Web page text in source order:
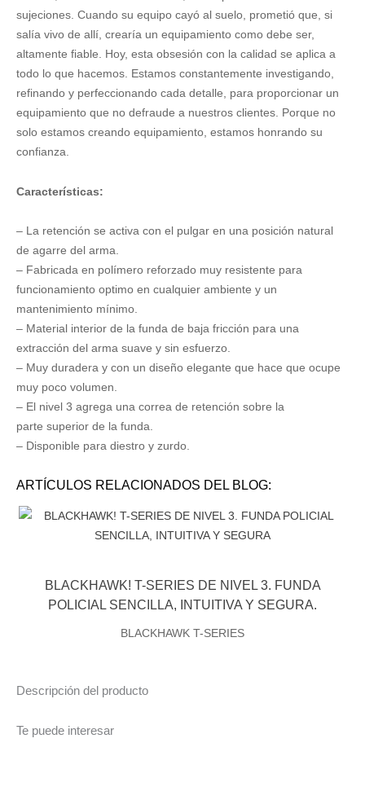
sujeciones. Cuando su equipo cayó al suelo, prometió que, si
salía vivo de allí, crearía un equipamiento como debe ser,
altamente fiable. Hoy, esta obsesión con la calidad se aplica a
todo lo que hacemos. Estamos constantemente investigando,
refinando y perfeccionando cada detalle, para proporcionar un
equipamiento que no defraude a nuestros clientes. Porque no
solo estamos creando equipamiento, estamos honrando su
confianza.
Características:
– La retención se activa con el pulgar en una posición natural
de agarre del arma.
– Fabricada en polímero reforzado muy resistente para
funcionamiento optimo en cualquier ambiente y un
mantenimiento mínimo.
– Material interior de la funda de baja fricción para una
extracción del arma suave y sin esfuerzo.
– Muy duradera y con un diseño elegante que hace que ocupe
muy poco volumen.
– El nivel 3 agrega una correa de retención sobre la
parte superior de la funda.
– Disponible para diestro y zurdo.
ARTÍCULOS RELACIONADOS DEL BLOG:
BLACKHAWK! T-SERIES DE NIVEL 3. FUNDA
POLICIAL SENCILLA, INTUITIVA Y SEGURA.
BLACKHAWK T-SERIES
Descripción del producto
Te puede interesar